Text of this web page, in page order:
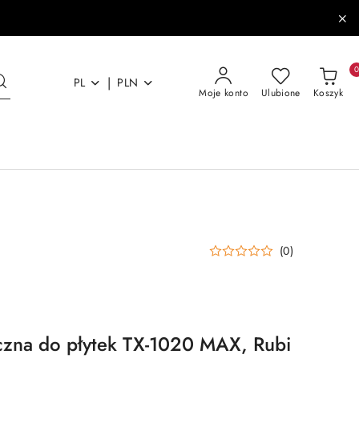
PL | PLN
Moje konto Ulubione Koszyk
0
(0)
do płytek TX-1020 MAX, Rubi